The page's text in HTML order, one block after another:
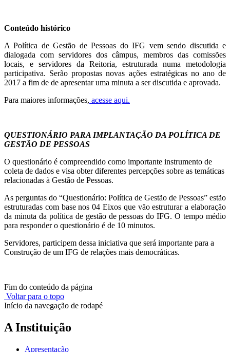
Conteúdo histórico
A Política de Gestão de Pessoas do IFG vem sendo discutida e
dialogada com servidores dos câmpus, membros das comissões
locais, e servidores da Reitoria, estruturada numa metodologia
participativa. Serão propostas novas ações estratégicas no ano de
2017 a fim de de apresentar uma minuta a ser discutida e aprovada.
Para maiores informações, acesse aqui.
QUESTIONÁRIO PARA IMPLANTAÇÃO DA POLÍTICA DE
GESTÃO DE PESSOAS
O questionário é compreendido como importante instrumento de
coleta de dados e visa obter diferentes percepções sobre as temáticas
relacionadas à Gestão de Pessoas.
As perguntas do “Questionário: Política de Gestão de Pessoas” estão
estruturadas com base nos 04 Eixos que vão estruturar a elaboração
da minuta da política de gestão de pessoas do IFG. O tempo médio
para responder o questionário é de 10 minutos.
Servidores, participem dessa iniciativa que será importante para a
Construção de um IFG de relações mais democráticas.
Fim do conteúdo da página
Voltar para o topo
Início da navegação de rodapé
A Instituição
Apresentação